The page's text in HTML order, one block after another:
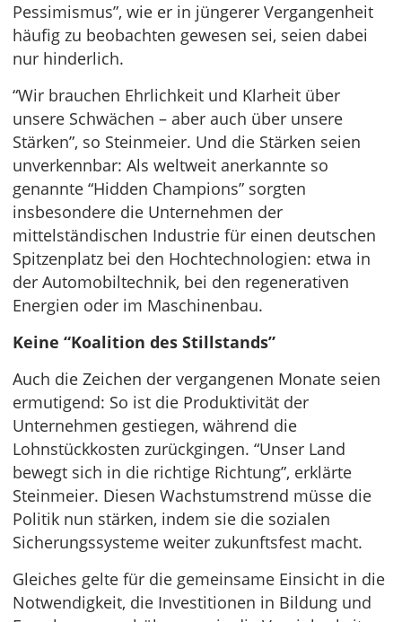
Pessimismus”, wie er in jüngerer Vergangenheit
häufig zu beobachten gewesen sei, seien dabei
nur hinderlich.
“Wir brauchen Ehrlichkeit und Klarheit über
unsere Schwächen – aber auch über unsere
Stärken”, so Steinmeier. Und die Stärken seien
unverkennbar: Als weltweit anerkannte so
genannte “Hidden Champions” sorgten
insbesondere die Unternehmen der
mittelständischen Industrie für einen deutschen
Spitzenplatz bei den Hochtechnologien: etwa in
der Automobiltechnik, bei den regenerativen
Energien oder im Maschinenbau.
Keine “Koalition des Stillstands”
Auch die Zeichen der vergangenen Monate seien
ermutigend: So ist die Produktivität der
Unternehmen gestiegen, während die
Lohnstückkosten zurückgingen. “Unser Land
bewegt sich in die richtige Richtung”, erklärte
Steinmeier. Diesen Wachstumstrend müsse die
Politik nun stärken, indem sie die sozialen
Sicherungssysteme weiter zukunftsfest macht.
Gleiches gelte für die gemeinsame Einsicht in die
Notwendigkeit, die Investitionen in Bildung und